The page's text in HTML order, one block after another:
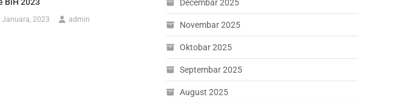
Januara, 2023 admin
Decembar 2025
Novembar 2025
Oktobar 2025
Septembar 2025
August 2025